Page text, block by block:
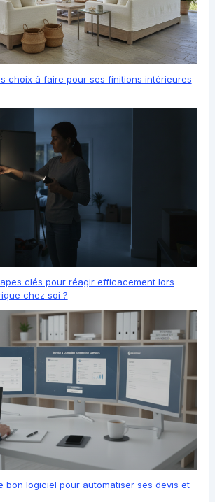
choix à faire pour ses finitions intérieures
clés pour réagir efficacement lors
chez soi ?
bon logiciel pour automatiser ses devis et